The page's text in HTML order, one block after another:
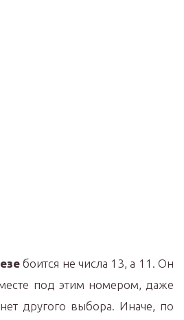
боится не числа 13, а 11. Он
под этим номером, даже
другого выбора. Иначе, по